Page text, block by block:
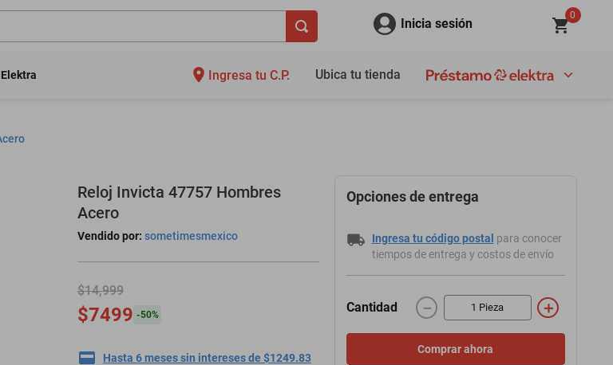
Inicia sesión
0
Ingresa tu C.P. Ubica tu tienda
Reloj Invicta 47757 Hombres
Acero
Vendido por: sometimesmexico
$14,999
$7499 -50%
Hasta 6 meses sin intereses de $1249.83
Opciones de entrega
Ingresa tu código postal para conocer
tiempos de entrega y costos de envío
Cantidad ＋
－
Comprar ahora